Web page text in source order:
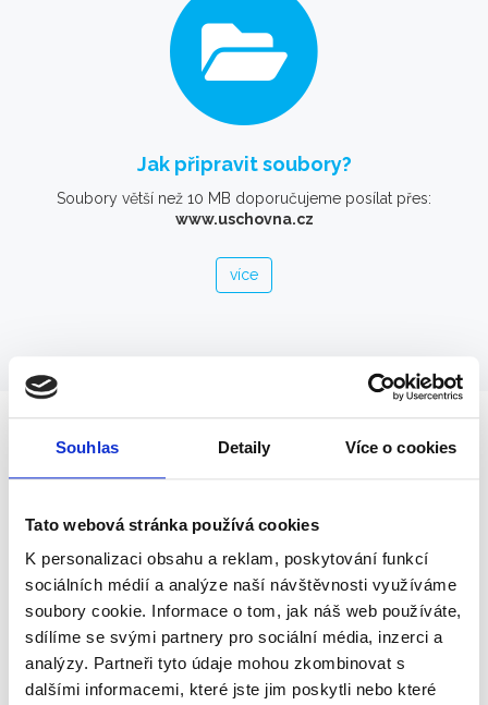
Souhlas Detaily Více o cookies
Tato webová stránka používá cookies
K personalizaci obsahu a reklam, poskytování funkcí
sociálních médií a analýze naší návštěvnosti využíváme
soubory cookie. Informace o tom, jak náš web používáte,
sdílíme se svými partnery pro sociální média, inzerci a
analýzy. Partneři tyto údaje mohou zkombinovat s
dalšími informacemi, které jste jim poskytli nebo které
Jak připravit soubory?
Soubory větší než 10 MB doporučujeme posílat přes:
www.uschovna.cz
více
OTEVÍRACÍ DOBA
Kdy nás můžete navštívit?
8:30 - 17:00
Po–Pá:
ZAVŘENO
So, Ne: